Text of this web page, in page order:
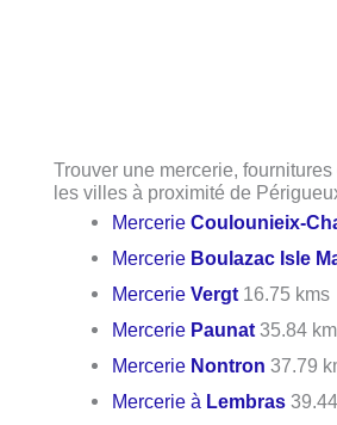
Trouver une mercerie,
les villes à proximité de
MercerieCoulounieix-
Mercerie Boulazac Isle
MercerieVergt 16.75 kms
Mercerie Paunat 35.84
Mercerie Nontron 37.79
Mercerie à Lembras